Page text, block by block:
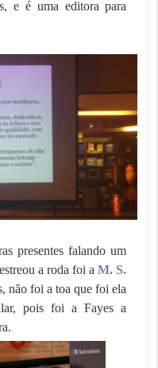
e é uma editora para
presentes falando um
a roda foi aM. S.
não foi a toa que foi ela
pois foi a Fayes a